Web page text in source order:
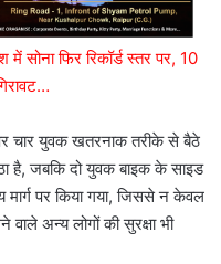
फिर रिकॉर्ड स्तर पर, 10
चार युवक खतरनाक तरीके से बैठे
है, जबकि दो युवक बाइक के साइड
पर किया गया, जिससे न केवल
अन्य लोगों की सुरक्षा भी